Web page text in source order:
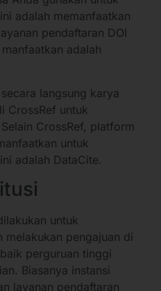
adalah memanfaatkan
pendaftaran DOI
adalah
langsung karya
CrossRef untuk
CrossRef, platform
untuk
adalah DataCite.
untuk
melakukan pengajuan di
perguruan tinggi
Biasanya instansi
layanan pendaftaran